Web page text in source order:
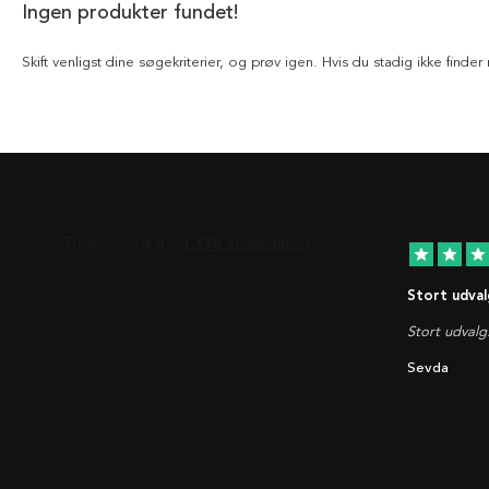
Ingen produkter fundet!
Skift venligst dine søgekriterier, og prøv igen. Hvis du stadig ikke
star star star
Stort
Stort
Sevda